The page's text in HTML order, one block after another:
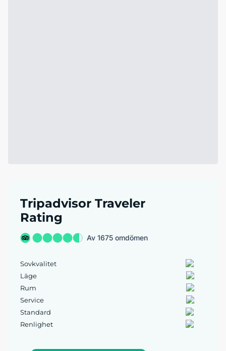
Tripadvisor Traveler
Rating
Av 1675 omdömen
Sovkvalitet
Läge
Rum
Service
Standard
Renlighet